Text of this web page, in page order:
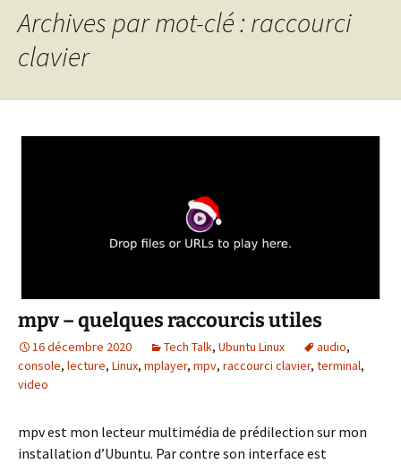
Archives par mot-clé : raccourci
clavier
mpv – quelques raccourcis utiles
16 décembre 2020 Tech Talk, Ubuntu Linux audio,
console, lecture, Linux, mplayer, mpv, raccourci clavier, terminal,
video
mpv est mon lecteur multimédia de prédilection sur mon
installation d’Ubuntu. Par contre son interface est